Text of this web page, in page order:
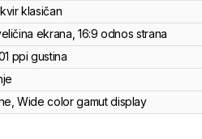
klasičan
ekrana , 16:9 odnos strana
ppi gustina
,Wide color gamut display